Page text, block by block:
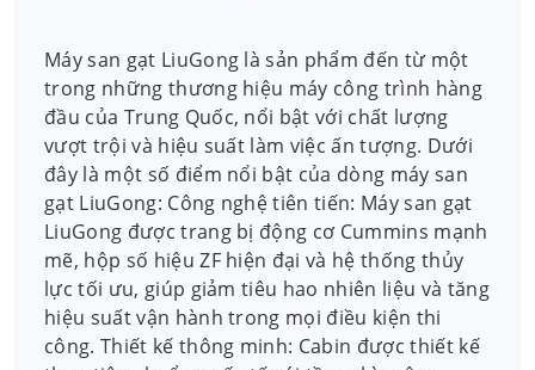
Máy san gạt LiuGong là sản phẩm đến từ một
trong những thương hiệu máy công trình hàng
đầu của Trung Quốc, nổi bật với chất lượng
vượt trội và hiệu suất làm việc ấn tượng. Dưới
đây là một số điểm nổi bật của dòng máy san
gạt LiuGong: Công nghệ tiên tiến: Máy san gạt
LiuGong được trang bị động cơ Cummins mạnh
mẽ, hộp số hiệu ZF hiện đại và hệ thống thủy
lực tối ưu, giúp giảm tiêu hao nhiên liệu và tăng
hiệu suất vận hành trong mọi điều kiện thi
công. Thiết kế thông minh: Cabin được thiết kế